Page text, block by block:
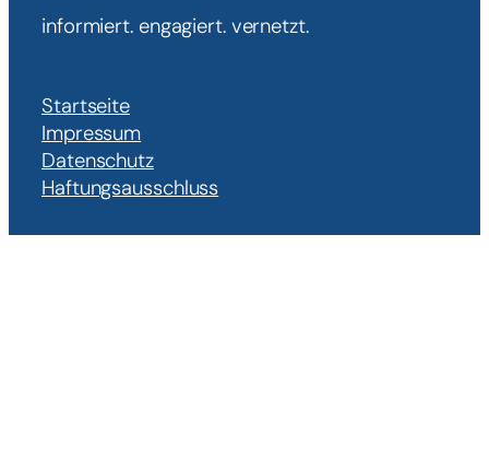
informiert. engagiert. vernetzt.
Startseite
Impressum
Datenschutz
Haftungsausschluss